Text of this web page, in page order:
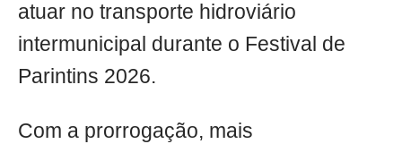
atuar no transporte hidroviário
intermunicipal durante o Festival de
Parintins 2026.
Com a prorrogação, mais